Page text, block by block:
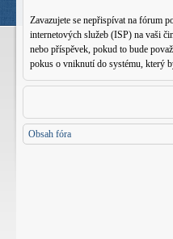
Zavazujete se nepřispívat na fórum
internetových služeb (ISP) na vaši
nebo příspěvek, pokud to bude
pokus o vniknutí do systému, který
Obsah fóra